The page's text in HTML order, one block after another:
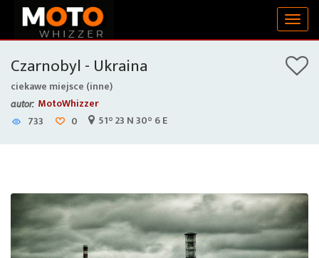
Czarnobyl - Ukraina
ciekawe miejsce (inne)
autor: MotoWhizzer
733
0 51° 23 N 30° 6 E